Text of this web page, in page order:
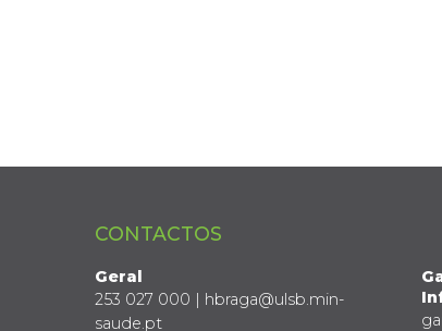
CONTACTOS
Geral
253 027 000 | hbraga@ulsb.min-
saude.pt